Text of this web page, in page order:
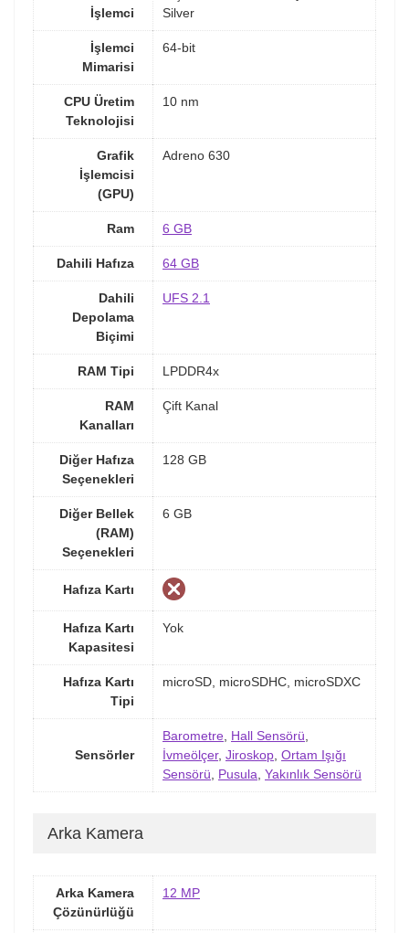
İşlemci
Silver
İşlemci
Mimarisi
64-bit
CPU Üretim
Teknolojisi
10 nm
Grafik
İşlemcisi
(GPU)
Adreno 630
Ram 6 GB
Dahili Hafıza 64 GB
Dahili
Depolama
Biçimi
UFS 2.1
RAM Tipi LPDDR4x
RAM
Kanalları
Çift Kanal
Diğer Hafıza
Seçenekleri
128 GB
Diğer Bellek
(RAM)
Seçenekleri
6 GB
Hafıza Kartı
Hafıza Kartı
Kapasitesi
Yok
Hafıza Kartı
Tipi
microSD, microSDHC, microSDXC
Sensörler
Barometre Hall Sensörü
İvmeölçer, Jiroskop Ortam Işığı
Sensörü
Pusula Yakınlık Sensörü
Arka Kamera
Arka Kamera
Çözünürlüğü
12 MP